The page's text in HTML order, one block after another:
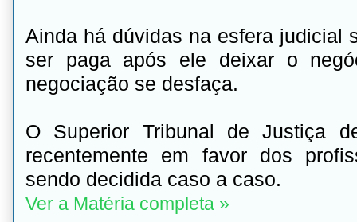
Ainda há dúvidas na esfera judicial
ser paga após ele deixar o
negociação se desfaça.
O Superior Tribunal de Justiça
recentemente em favor dos
sendo decidida caso a caso.
Ver a Matéria completa »